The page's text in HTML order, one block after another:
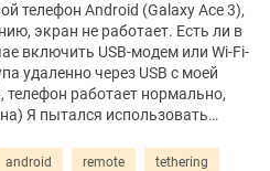
телефон Android (Galaxy Ace 3),
экран не работает. Есть ли в
включить USB-модем или Wi-Fi-
удаленно через USB с моей
телефон работает нормально,
Я пытался использовать…
android remote tethering